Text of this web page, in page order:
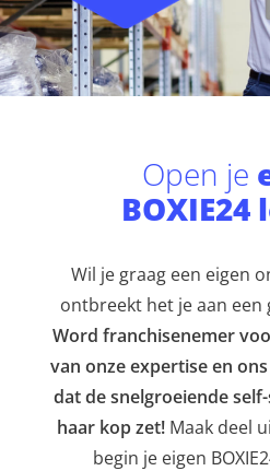
Open je
Wil je graag een eigen
ontbreekt het je aan een
Word franchisenemer
van onze expertise en
dat de snelgroeiende
haar kop zet! Maak deel
begin je eigen